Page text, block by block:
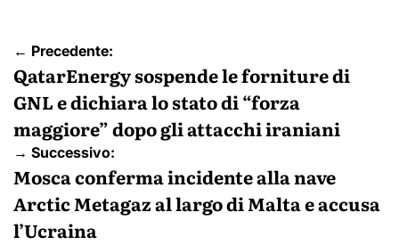
Navigazione
articoli
← Precedente:
QatarEnergy sospende le forniture di
GNL e dichiara lo stato di “forza
maggiore” dopo gli attacchi iraniani
→ Successivo:
Mosca conferma incidente alla nave
Arctic Metagaz al largo di Malta e accusa
l’Ucraina